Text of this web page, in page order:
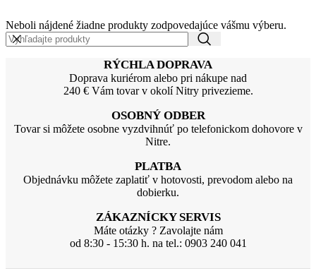
Neboli nájdené žiadne produkty zodpovedajúce vášmu výberu.
RÝCHLA DOPRAVA
Doprava kuriérom alebo pri nákupe nad
240 € Vám tovar v okolí Nitry privezieme.
OSOBNÝ ODBER
Tovar si môžete osobne vyzdvihnúť po telefonickom dohovore v
Nitre.
PLATBA
Objednávku môžete zaplatiť v hotovosti, prevodom alebo na
dobierku.
ZÁKAZNÍCKY SERVIS
Máte otázky ? Zavolajte nám
od 8:30 - 15:30 h. na tel.: 0903 240 041